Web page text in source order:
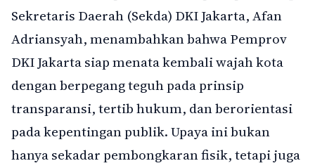
Sekretaris Daerah (Sekda) DKI Jakarta, Afan
Adriansyah, menambahkan bahwa Pemprov
DKI Jakarta siap menata kembali wajah kota
dengan berpegang teguh pada prinsip
transparansi, tertib hukum, dan berorientasi
pada kepentingan publik. Upaya ini bukan
hanya sekadar pembongkaran fisik, tetapi juga